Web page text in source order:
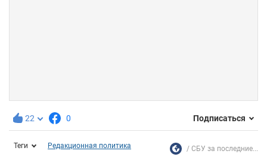
22 0 Подписаться
Теги Редакционная политика СБУ за последние...